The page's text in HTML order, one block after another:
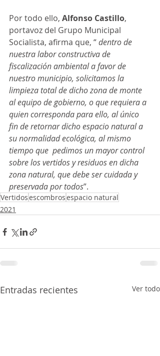
Por todo ello, Alfonso Castillo,
portavoz del Grupo Municipal
Socialista, afirma que, “ dentro de
nuestra labor constructiva de
fiscalización ambiental a favor de
nuestro municipio, solicitamos la
limpieza total de dicho zona de monte
al equipo de gobierno, o que requiera a
quien corresponda para ello, al único
fin de retornar dicho espacio natural a
su normalidad ecológica, al mismo
tiempo que  pedimos un mayor control
sobre los vertidos y residuos en dicha
zona natural, que debe ser cuidada y
preservada por todos”.
Vertidosescombrosespacio natural
2021
Entradas recientes Ver todo